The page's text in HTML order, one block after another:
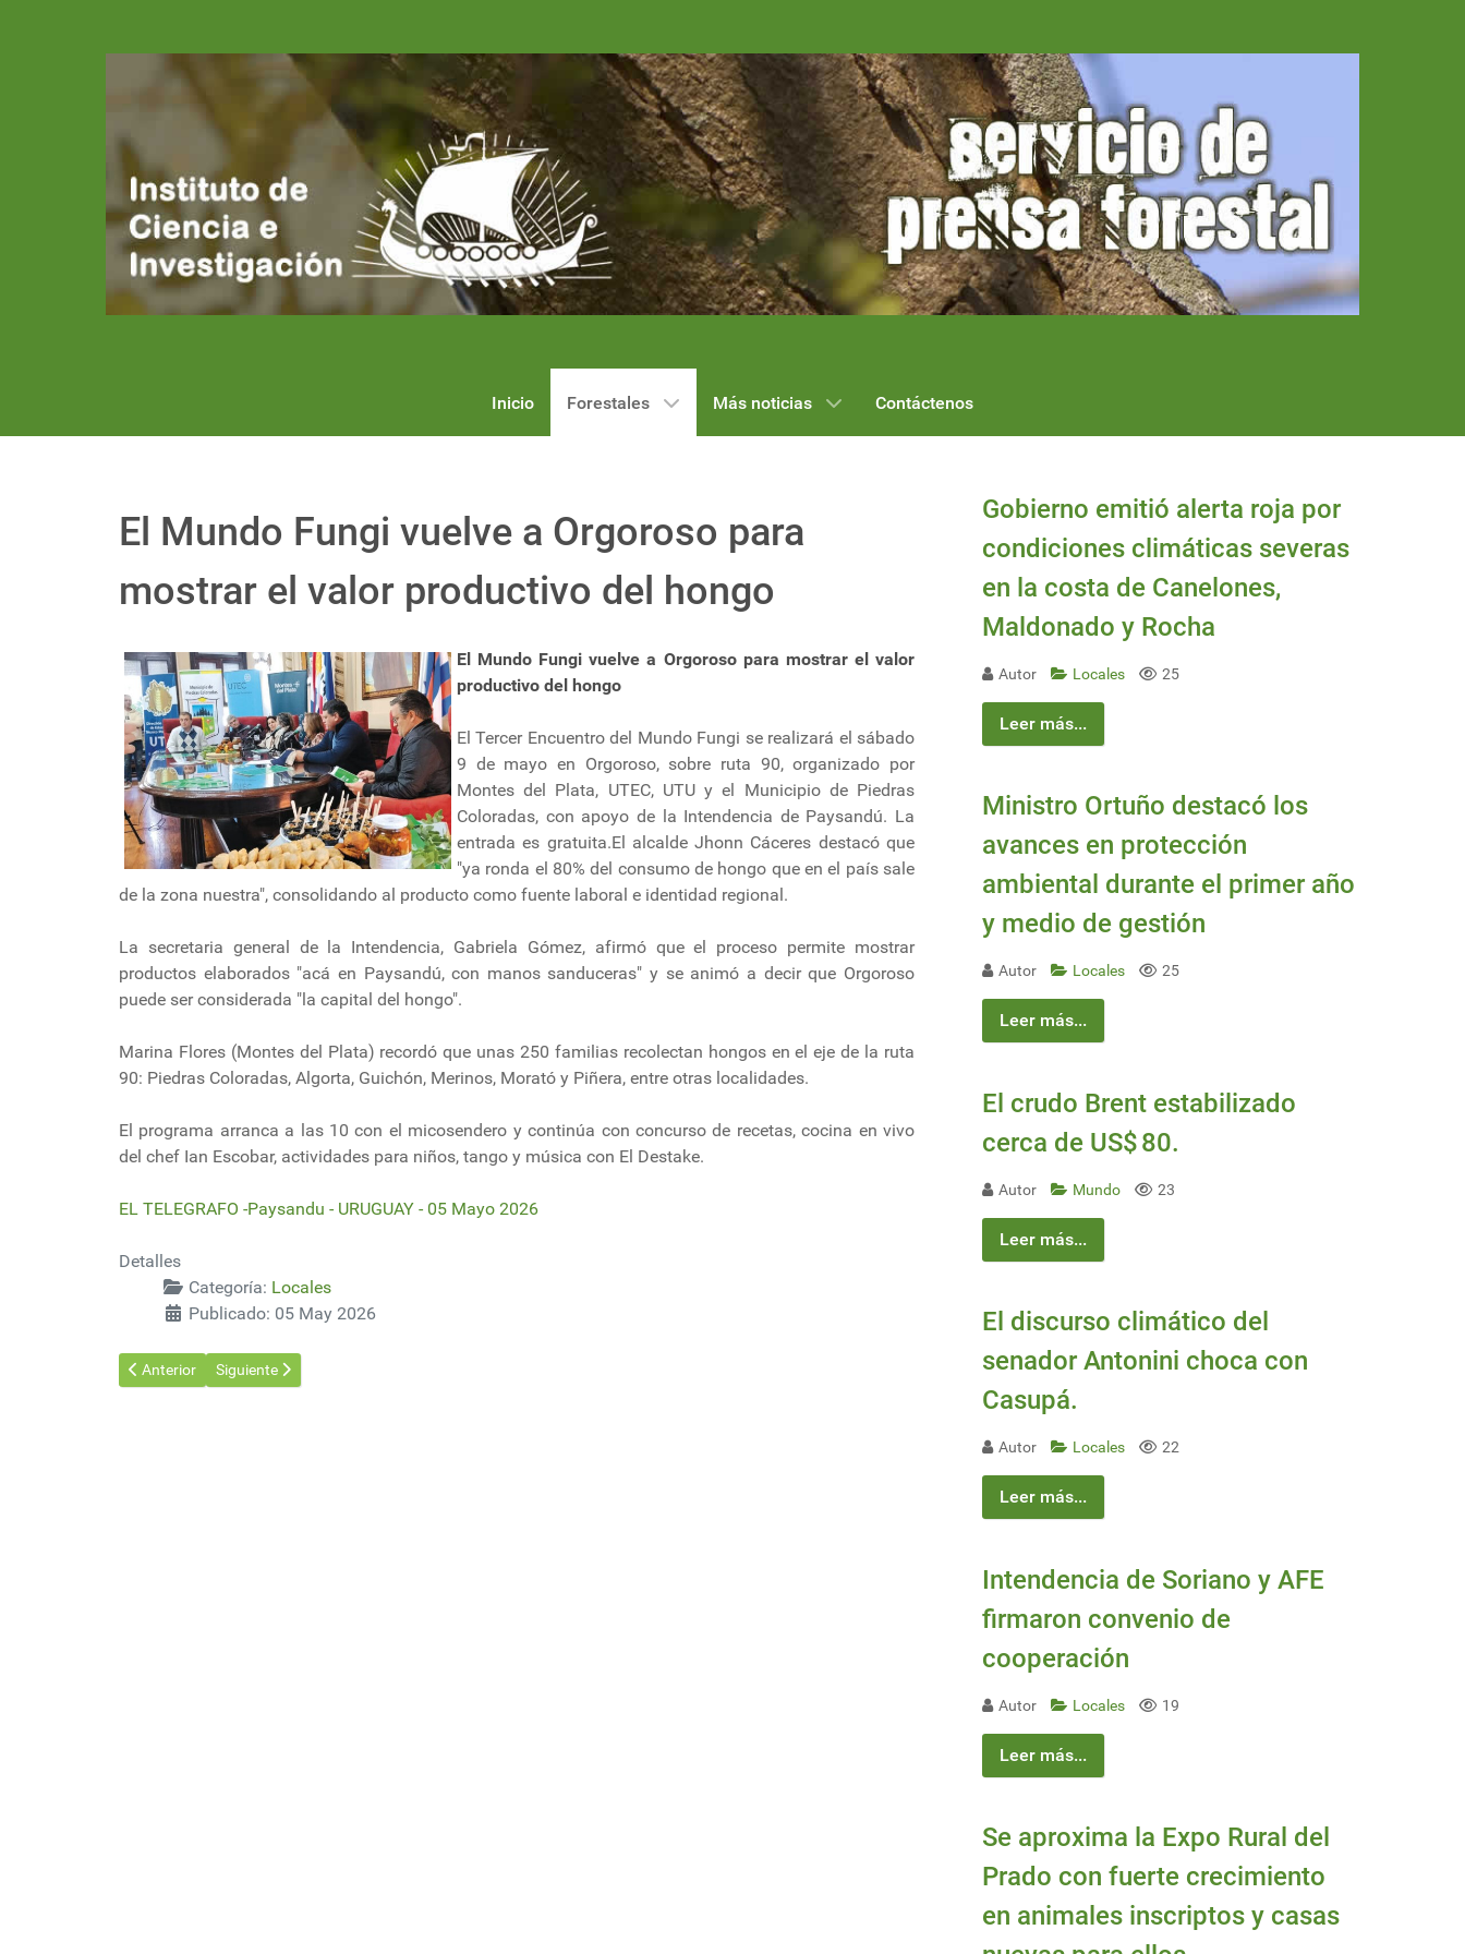
Inicio Forestales Más noticias Contáctenos
El Mundo Fungi vuelve a Orgoroso para
mostrar el valor productivo del hongo
El Mundo Fungi vuelve a Orgoroso para mostrar el valor
productivo del hongo
El Tercer Encuentro del Mundo Fungi se realizará el sábado
9 de mayo en Orgoroso, sobre ruta 90, organizado por
Montes del Plata, UTEC, UTU y el Municipio de Piedras
Coloradas, con apoyo de la Intendencia de Paysandú. La
entrada es gratuita.El alcalde Jhonn Cáceres destacó que
"ya ronda el 80% del consumo de hongo que en el país sale
de la zona nuestra", consolidando al producto como fuente laboral e identidad regional.
La secretaria general de la Intendencia, Gabriela Gómez, afirmó que el proceso permite mostrar
productos elaborados "acá en Paysandú, con manos sanduceras" y se animó a decir que Orgoroso
puede ser considerada "la capital del hongo".
Marina Flores (Montes del Plata) recordó que unas 250 familias recolectan hongos en el eje de la ruta
90: Piedras Coloradas, Algorta, Guichón, Merinos, Morató y Piñera, entre otras localidades.
El programa arranca a las 10 con el micosendero y continúa con concurso de recetas, cocina en vivo
del chef Ian Escobar, actividades para niños, tango y música con El Destake.
EL TELEGRAFO -Paysandu - URUGUAY - 05 Mayo 2026
Detalles
Categoría: Locales
Publicado: 05 May 2026
Artículo anterior: Montes del Plata impulsa una nueva edición del Encuentro del Mundo Fungi en Orgoroso
Anterior Artículo siguiente: La empresa uruguaya Arboreal recibirá un préstamo por US$ 40 millones de la Corporación Financiera del Banco Mundial
Siguiente
Gobierno emitió alerta roja por
condiciones climáticas severas
en la costa de Canelones,
Maldonado y Rocha
Autor Locales 25
Leer más...
Ministro Ortuño destacó los
avances en protección
ambiental durante el primer año
y medio de gestión
Autor Locales 25
Leer más...
El crudo Brent estabilizado
cerca de US$ 80.
Autor Mundo 23
Leer más...
El discurso climático del
senador Antonini choca con
Casupá.
Autor Locales 22
Leer más...
Intendencia de Soriano y AFE
firmaron convenio de
cooperación
Autor Locales 19
Leer más...
Se aproxima la Expo Rural del
Prado con fuerte crecimiento
en animales inscriptos y casas